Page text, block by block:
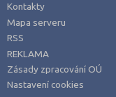
Kontakty
Mapa serveru
RSS
REKLAMA
Zásady zpracování OÚ
Nastavení cookies